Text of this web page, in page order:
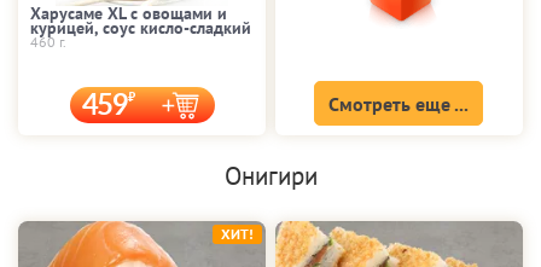
Харусаме XL с овощами и
курицей, соус кисло-сладкий
460 г.
459 Смотреть еще ...
Онигири
ХИТ!